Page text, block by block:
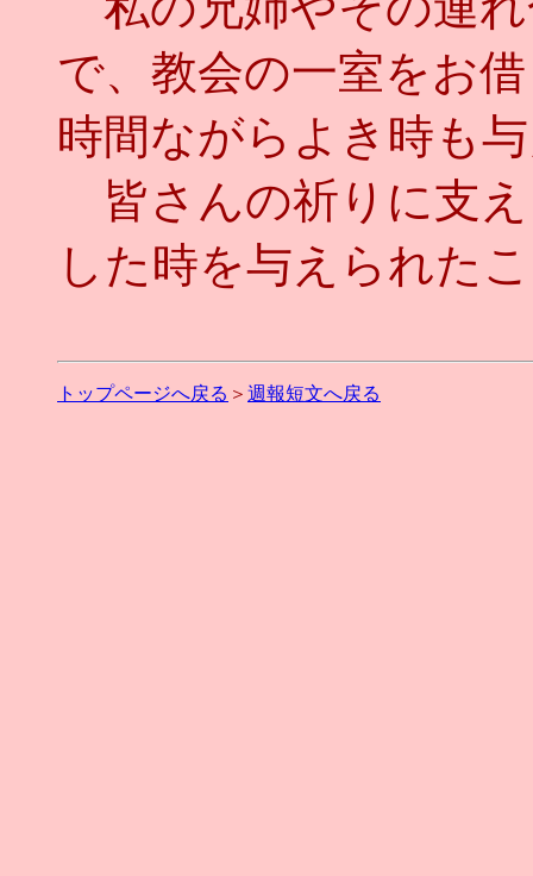
で、教会の一室をお
時間ながらよき時も
皆さんの祈りに支
した時を与えられた
トップページへ戻る ＞ 週報短文へ戻る